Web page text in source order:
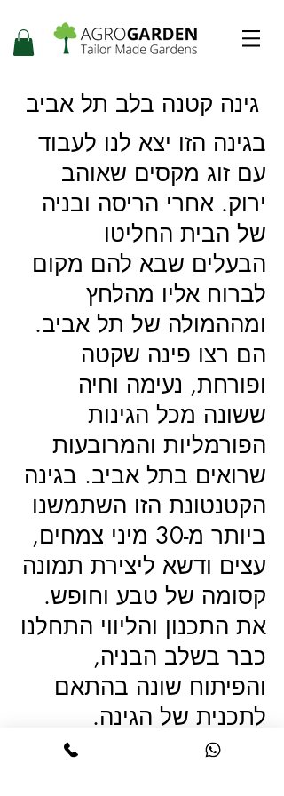
גינה קטנה בלב תל אביב
בגינה הזו יצא לנו לעבוד
עם זוג מקסים שאוהב
ירוק. אחרי הריסה ובניה
של הבית החליטו
הבעלים שבא להם מקום
לברוח אליו מהלחץ
ומההמולה של תל אביב.
הם רצו פינה שקטה
ופורחת, נעימה וחיה
ששונה מכל הגינות
הפורמליות והמרובעות
שרואים בתל אביב. בגינה
הקטנטונת הזו השתמשנו
ביותר מ-30 מיני צמחים,
עצים ודשא ליצירת תמונה
קסומה של טבע וחופש.
את התכנון והליווי התחלנו
כבר בשלב הבניה,
והפיתוח שונה בהתאם
לתכנית של הגינה.